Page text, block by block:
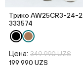
Трико AW25CR3-24-
333574
Цена: 349 990 UZS
199 990 UZS